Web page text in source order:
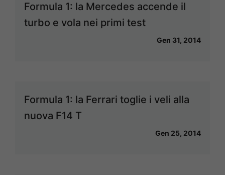
Formula 1: la Mercedes accende il
turbo e vola nei primi test
Gen 31, 2014
Formula 1: la Ferrari toglie i veli alla
nuova F14 T
Gen 25, 2014